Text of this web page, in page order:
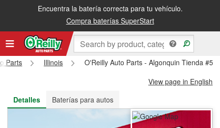
Encuentra la batería correcta para tu vehículo.
Compra baterías SuperStart
Recibe tu orden gratis al día siguiente o recógela en la tienda
Parts Illinois
O'Reilly Auto Parts - Algonquin Tienda
View page in English
Detalles
Baterías para autos